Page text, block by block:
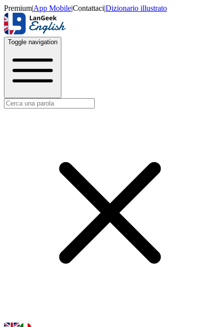
Premium|App Mobile|Contattaci|Dizionario illustrato
Toggle navigation